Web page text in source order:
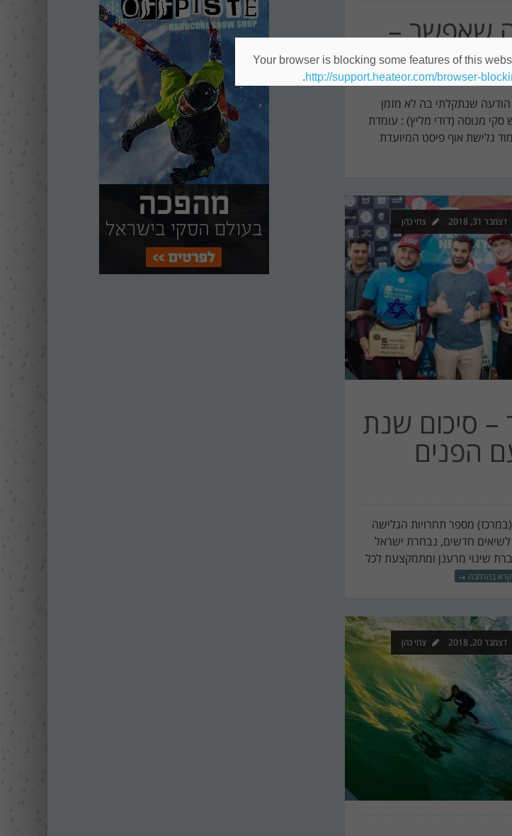
שאפשר –
לפיסט
שנתקלתי בה לא מזמן
סקי מנוסה (דודי מליץ) : עומדת
גלישת אוף פיסט המיועדת
דצמבר 31, 2018 צחי כהן
– סיכום שנת
עם הפנים
(במרכז) מספר תחרויות הגלישה
חדשים, נבחרת ישראל
שינוי מרענן ומתמקצעת לכל
קרא בהרחבה →
דצמבר 20, 2018 צחי כהן
Your browser is blocking some features of this
http://support.heateor.com/browser-